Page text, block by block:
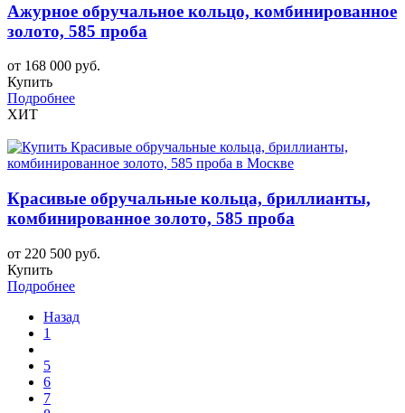
Ажурное обручальное кольцо, комбинированное
золото, 585 проба
от 168 000 руб.
Купить
Подробнее
ХИТ
Красивые обручальные кольца, бриллианты,
комбинированное золото, 585 проба
от 220 500 руб.
Купить
Подробнее
Назад
1
5
6
7